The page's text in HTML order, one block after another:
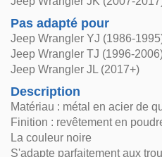
Pas adapté pour
Jeep Wrangler YJ (1986-
Jeep Wrangler TJ (1996-
Jeep Wrangler JL (2017+)
Description
Matériau : métal en acier de
Finition : revêtement en
La couleur noire
S'adapte parfaitement aux